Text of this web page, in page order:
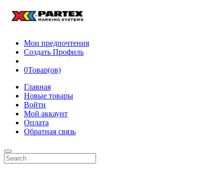
Мои предпочтения
Создать Профиль
0Товар(ов)
Главная
Новые товары
Войти
Мой аккаунт
Оплата
Обратная связь